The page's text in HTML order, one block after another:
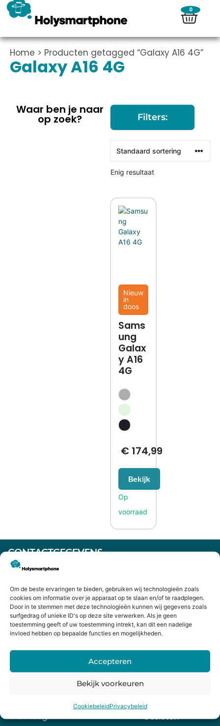
Om de beste ervaringen te bieden, gebruiken wij technologieën zoals
cookies om informatie over je apparaat op te slaan en/of te raadplegen.
Door in te stemmen met deze technologieën kunnen wij gegevens zoals
surfgedrag of unieke ID's op deze site verwerken. Als je geen
toestemming geeft of uw toestemming intrekt, kan dit een nadelige
invloed hebben op bepaalde functies en mogelijkheden.
Accepteren
Bekijk voorkeuren
CookiebeleidPrivacybeleid
0
Home > Producten getagged “Galaxy A16 4G”
Galaxy A16 4G
Waar ben je naar
op zoek? Filters:
Enig resultaat
Nieuw
in
doos
Sams
ung
Galax
y A16
4G
€174,99
Bekijk
CONTACTGEGEVENS
Heiligeweg 43A
075 641 5169
info@holysmartphone.nl
Maandag:
11:00 - 18:00
Dinsdag:
09:00 - 18:00
Woensdag:
09:00 - 18:00
Zondag:
Gesloten ​ ​ ​ ​ ​ ​ ​